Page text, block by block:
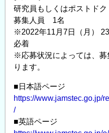
研究員もしくはポストド
募集人員 1名
※2022年11月7日（月）
必着
※応募状況によっては、募
ります。
■日本語ページ
https://www.jamstec.go.jp/
/
■英語ページ